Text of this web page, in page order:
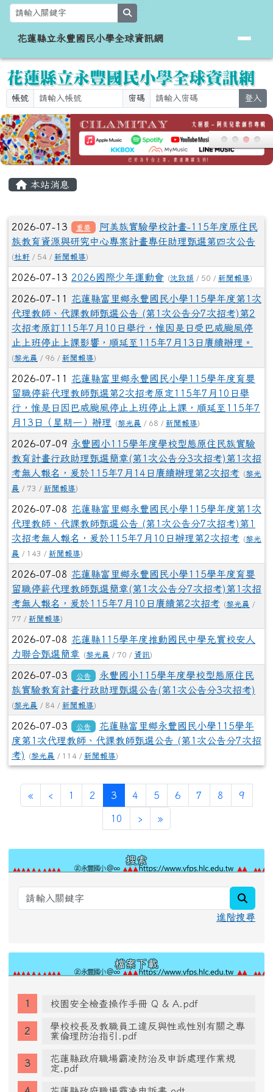
跳至主內容區
花蓮縣立永豐國民小學全球資訊網
花蓮縣立永豐國民小學全球資訊網
帳號 密碼 登入
本站消息
文章列表
2026-07-13 重要
阿美族實驗學校計畫-115年度原住民
族教育資源與研究中心專案計畫專任助理甄選第四次公告
(杜軒 / 54 / 新聞報導)
2026-07-13 2026國際少年運動會 (沈致頡 / 50 / 新聞報導)
2026-07-11 花蓮縣富里鄉永豐國民小學115學年度第1次
代理教師、代課教師甄選公告 (第1次公告分7次招考)第2
次招考原訂115年7月10日舉行，惟因是日受巴威颱風停
止上班停止上課影響，順延至115年7月13日賡續辦理。
(黎光晨 / 96 / 新聞報導)
2026-07-11 花蓮縣富里鄉永豐國民小學115學年度育嬰
留職停薪代理教師甄選第2次招考原定115年7月10日舉
行，惟是日因巴威颱風停止上班停止上課，順延至115年7
月13日（星期一）辦理
(黎光晨 / 68 / 新聞報導)
2026-07-09 永豐國小115學年度學校型態原住民族實驗
教育計畫行政助理甄選簡章(第1次公告分3次招考)第1次招
考無人報名，爰於115年7月14日賡續辦理第2次招考 (黎光
晨 / 73 / 新聞報導)
2026-07-08 花蓮縣富里鄉永豐國民小學115學年度第1次
代理教師、代課教師甄選公告 (第1次公告分7次招考)第1
次招考無人報名，爰於115年7月10日辦理第2次招考 (黎光
晨 / 143 / 新聞報導)
2026-07-08 花蓮縣富里鄉永豐國民小學115學年度育嬰
留職停薪代理教師甄選簡章(第1次公告分7次招考)第1次招
考無人報名，爰於115年7月10日賡續第2次招考 (黎光晨 /
77 / 新聞報導)
2026-07-08 花蓮縣115學年度推動國民中學充實校安人
力聯合甄選簡章
(黎光晨 / 70 / 資訊)
2026-07-03 公告
永豐國小115學年度學校型態原住民
族實驗教育計畫行政助理甄選公告(第1次公告分3次招考)
(黎光晨 / 84 / 新聞報導)
2026-07-03 公告
花蓮縣富里鄉永豐國民小學115學年
度第1次代理教師、代課教師甄選公告 (第1次公告分7次招
考)
(黎光晨 / 114 / 新聞報導)
«第一頁
‹ 上一頁
1 2 3 (目前頁次)
4 5 6 7 8 9
10 ›下一頁
»最後頁
搜索
進階搜尋
檔案下載
校園安全檢查操作手冊 Q & A.pdf
學校校長及教職員工違反與性或性別有關之專
業倫理防治指引.pdf
花蓮縣政府職場霸凌防治及申訴處理作業規
定.pdf